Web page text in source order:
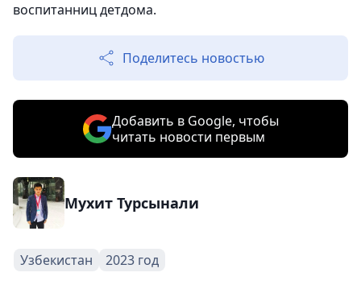
воспитанниц детдома.
Поделитесь новостью
Добавить в Google, чтобы
читать новости первым
Мухит Турсынали
Узбекистан 2023 год